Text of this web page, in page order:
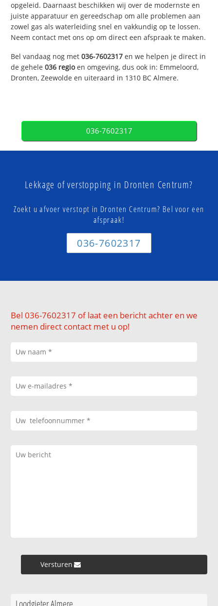
opgeleid. Daarnaast beschikken wij over de modernste en
juiste apparatuur en gereedschap om alle problemen aan
zowel gas als waterleiding snel en vakkundig op te lossen.
Neem contact met ons op om direct een afspraak te maken.
Bel vandaag nog met036-7602317 en we helpen je direct in
de gehele036 regioen omgeving, dus ook in: Emmeloord,
Dronten, Zeewolde en uiteraard in 1310 BC Almere.
036-7602317
Lekkage of verstopping in Dronten Centrum?
Zoekt u afvoer verstopt in Dronten Centrum? Bel voor een
afspraak!
036-7602317
Bel 036-7602317 of laat een bericht achter en we
nemen direct contact met u op!
Versturen »